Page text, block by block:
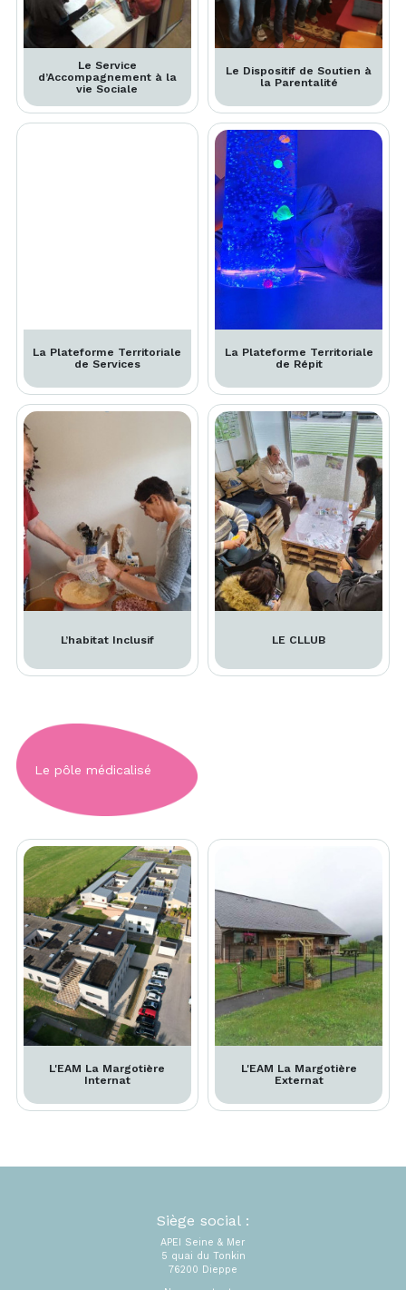
Le Service
d’Accompagnement à la
vie Sociale
Le Dispositif de Soutien à
la Parentalité
La Plateforme Territoriale
de Services
La Plateforme Territoriale
de Répit
L’habitat Inclusif LE CLLUB
Le pôle médicalisé
L'EAM La Margotière
Internat
L'EAM La Margotière
Externat
Siège social :
APEI Seine & Mer
5 quai du Tonkin
76200 Dieppe